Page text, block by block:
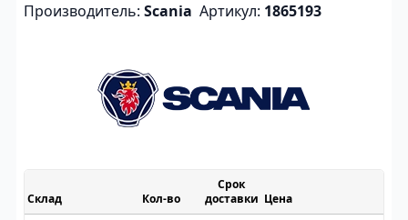
Производитель: Scania Артикул: 1865193
Склад
Срок
доставки Цена